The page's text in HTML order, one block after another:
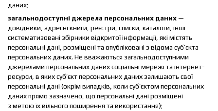
даних;
загальнодоступні джерела персональних даних —
довідники, адресні книги, реєстри, списки, каталоги, інші
систематизовані збірники відкритої інформації, які містять
персональні дані, розміщені та опубліковані з відома суб’єкта
персональних даних. Не вважаються загальнодоступними
джерелами персональних даних соціальні мережі та інтернет-
ресурси, в яких суб’єкт персональних даних залишають свої
персональні дані (окрім випадків, коли суб’єктом персональних
даних прямо зазначено, що персональні дані розміщені
з метою їх вільного поширення та використання);